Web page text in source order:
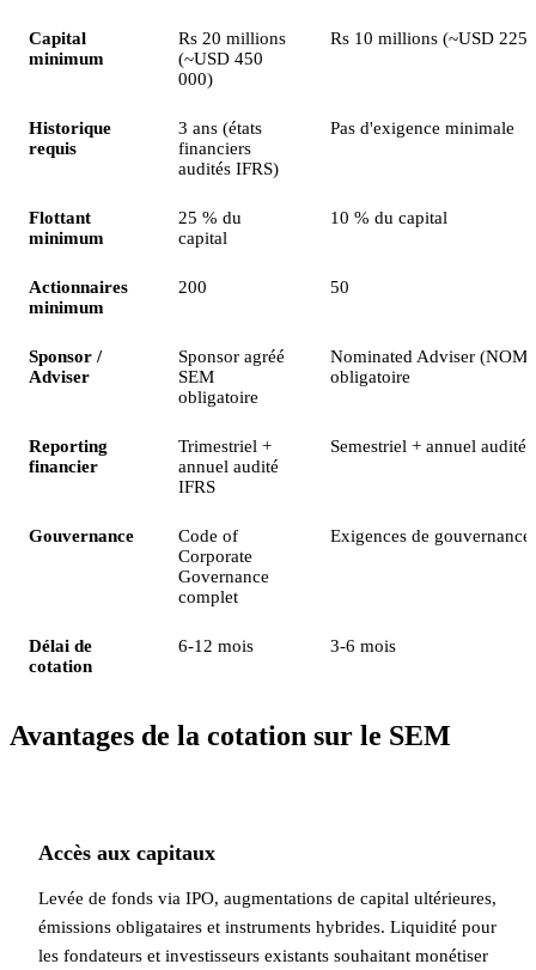
Capital
minimum
Rs 20 millions
(~USD 450
000)
Rs 10 millions (~USD 225
Historique
requis
3 ans (états
financiers
audités IFRS)
Pas d'exigence minimale
Flottant
minimum
25 % du
capital
10 % du capital
Actionnaires
minimum
200 50
Sponsor /
Adviser
Sponsor agréé
SEM
obligatoire
Nominated Adviser
obligatoire
Reporting
financier
Trimestriel +
annuel audité
IFRS
Semestriel + annuel audité
Gouvernance
Code of
Corporate
Governance
complet
Exigences de gouvernance
Délai de
cotation
6-12 mois 3-6 mois
Avantages de la cotation sur le SEM
Accès aux capitaux
Levée de fonds via IPO, augmentations de capital ultérieures,
émissions obligataires et instruments hybrides. Liquidité pour
les fondateurs et investisseurs existants souhaitant monétiser